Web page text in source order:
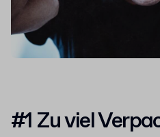
#1 Zu viel